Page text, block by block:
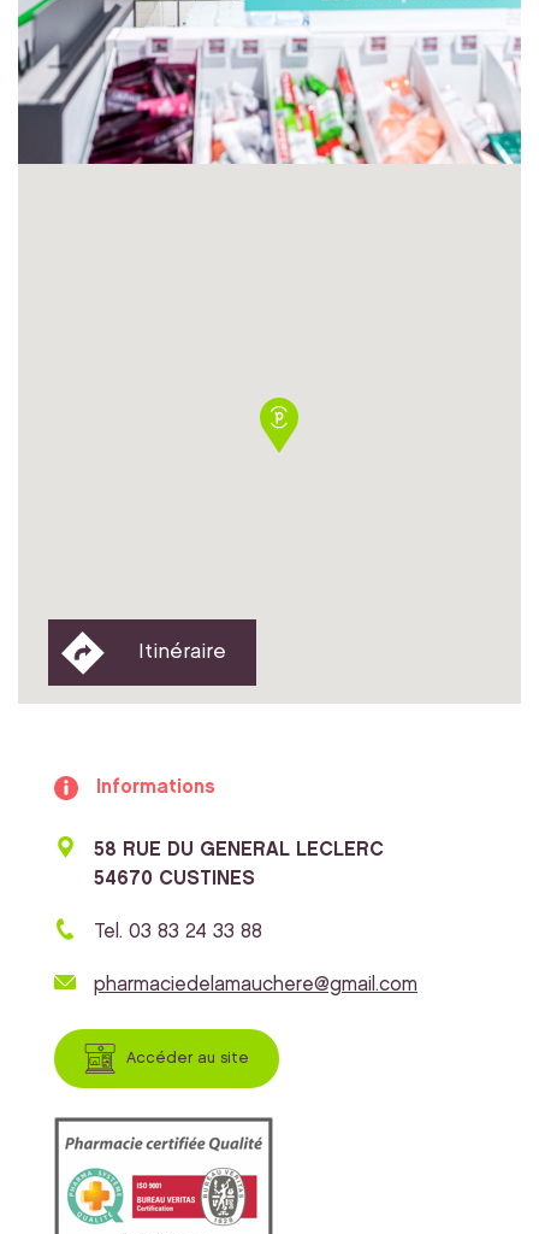
Itinéraire
Informations
58 RUE DU GENERAL LECLERC
54670 CUSTINES
Tel. 03 83 24 33 88
pharmaciedelamauchere@gmail.com
Accéder au site